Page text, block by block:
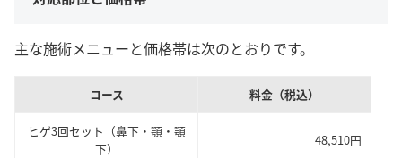
主な施術メニューと価格帯は次のとおりです。
コース 料金（税込）
ヒゲ3回セット（鼻下・顎・顎
下）
48,510円